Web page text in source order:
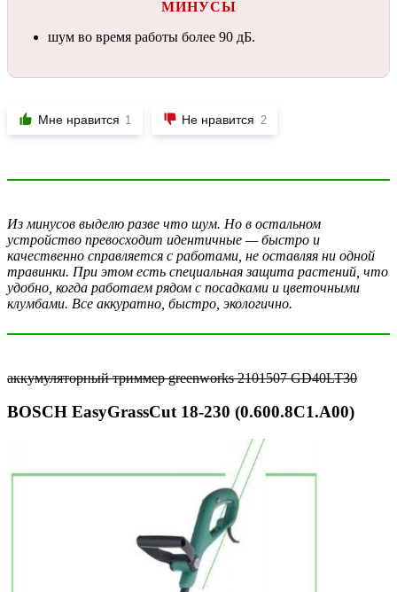
МИНУСЫ
шум во время работы более 90 дБ.
Мне нравится 1 Не нравится 2
Из минусов выделю разве что шум. Но в остальном
устройство превосходит идентичные — быстро и
качественно справляется с работами, не оставляя ни одной
травинки. При этом есть специальная защита растений, что
удобно, когда работаем рядом с посадками и цветочными
клумбами. Все аккуратно, быстро, экологично.
аккумуляторный триммер greenworks 2101507 GD40LT30
BOSCH EasyGrassCut 18-230 (0.600.8C1.A00)